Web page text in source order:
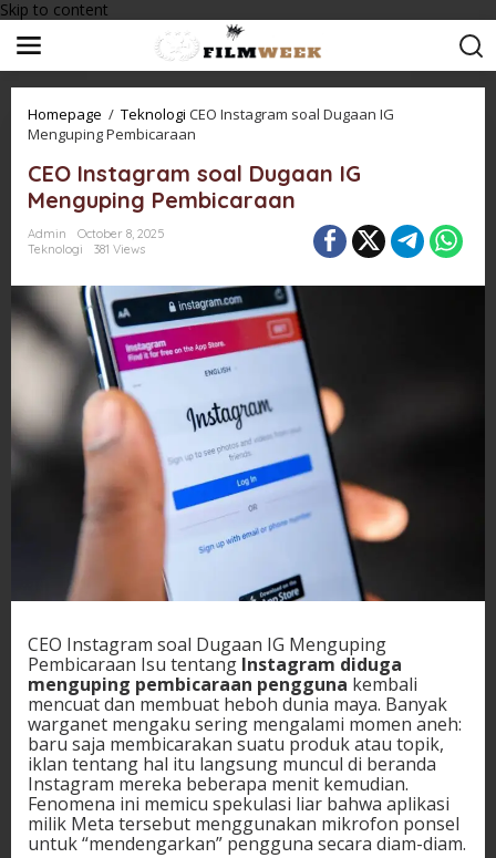
Skip to content
Homepage / Teknologi CEO Instagram soal Dugaan IG
Menguping Pembicaraan
CEO Instagram soal Dugaan IG
Menguping Pembicaraan
Admin
October 8, 2025
Teknologi
381 Views
CEO Instagram soal Dugaan IG Menguping
Pembicaraan Isu tentang Instagram diduga
menguping pembicaraan pengguna kembali
mencuat dan membuat heboh dunia maya. Banyak
warganet mengaku sering mengalami momen aneh:
baru saja membicarakan suatu produk atau topik,
iklan tentang hal itu langsung muncul di beranda
Instagram mereka beberapa menit kemudian.
Fenomena ini memicu spekulasi liar bahwa aplikasi
milik Meta tersebut menggunakan mikrofon ponsel
untuk “mendengarkan” pengguna secara diam-diam.